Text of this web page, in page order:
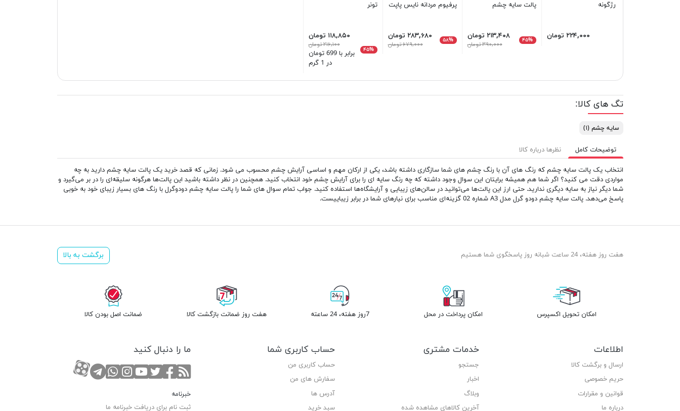
رژگونه
۲۲۴,۰۰۰ تومان
پالت سایه چشم
۴۵% ۲۱۳,۴۰۸ تومان
۳۹۰,۰۰۰ تومان
پرفیوم مردانه نایس پاپت
۵۸% ۲۸۳,۶۸۰ تومان
۶۷۹,۰۰۰ تومان
تونر
۴۵%
۱۱۸,۸۵۰ تومان
۲۱۶,۱۰۰ تومان
برابر با 699 تومان
در 1 گرم
تگ های کالا:
سایه چشم(۱)
توضیحات کامل نظرها درباره کالا
انتخاب یک پالت سایه چشم که رنگ های آن با رنگ چشم های شما سازگاری داشته باشد، یکی از ارکان مهم و اساسی آرایش چشم محسوب می شود. زمانی که قصد خرید یک پالت سایه چشم دارید به چه
مواردی دقت می کنید؟ اگر شما هم همیشه برایتان این سوال وجود داشته که چه رنگ سایه ای را برای آرایش چشم خود انتخاب کنید. همچنین در نظر داشته باشید این پالت‌ها هرگونه سلیقه‌ای را در بر می‌گیرد و
شما دیگر نیاز به سایه دیگری ندارید. حتی ارز این پالت‌ها می‌توانید در سالن‌های زیبایی و آرایشگاه‌ها استفاده کنید. جواب تمام سوال های شما را پالت سایه چشم دودوگرل با رنگ های بسیار زیبای خود به خوبی
پاسخ می‌دهد. پالت سایه چشم دودو گرل مدل A3 شماره 02 گزینه‌ای مناسب برای نیارهای شما در برابر زیباییست.
هفت روز هفته، 24 ساعت شبانه روز پاسخگوی شما هستیم برگشت به بالا
امکان تحویل اکسپرس امکان پرداخت در محل 7روز هفته، 24 ساعته هفت روز ضمانت بازگشت کالا ضمانت اصل بودن کالا
اطلاعات
ارسال و برگشت کالا
حریم خصوصی
قوانین و مقرارات
درباره ما
خدمات مشتری
جستجو
اخبار
وبلاگ
آخرین کالاهای مشاهده شده
حساب کاربری شما
حساب کاربری من
سفارش های من‎
آدرس ها
سبد خرید
ما را دنبال کنید
RSSصفحه فیسبوک
صفحه تویتر
کانال یوتوب
صفحه اینستاگرام
تماس با واتس
کانال تلگرام
کانال آپارات
خبرنامه
ثبت نام برای دریافت خبرنامه ما